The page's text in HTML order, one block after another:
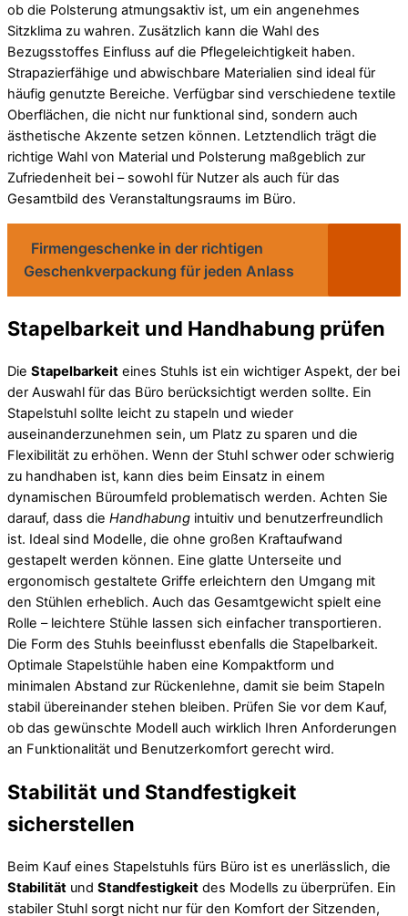
ob die Polsterung atmungsaktiv ist, um ein angenehmes
Sitzklima zu wahren. Zusätzlich kann die Wahl des
Bezugsstoffes Einfluss auf die Pflegeleichtigkeit haben.
Strapazierfähige und abwischbare Materialien sind ideal für
häufig genutzte Bereiche. Verfügbar sind verschiedene textile
Oberflächen, die nicht nur funktional sind, sondern auch
ästhetische Akzente setzen können. Letztendlich trägt die
richtige Wahl von Material und Polsterung maßgeblich zur
Zufriedenheit bei – sowohl für Nutzer als auch für das
Gesamtbild des Veranstaltungsraums im Büro.
Firmengeschenke in der richtigen
Geschenkverpackung für jeden Anlass
Stapelbarkeit und Handhabung prüfen
Die Stapelbarkeit eines Stuhls ist ein wichtiger Aspekt, der bei
der Auswahl für das Büro berücksichtigt werden sollte. Ein
Stapelstuhl sollte leicht zu stapeln und wieder
auseinanderzunehmen sein, um Platz zu sparen und die
Flexibilität zu erhöhen. Wenn der Stuhl schwer oder schwierig
zu handhaben ist, kann dies beim Einsatz in einem
dynamischen Büroumfeld problematisch werden. Achten Sie
darauf, dass die Handhabung intuitiv und benutzerfreundlich
ist. Ideal sind Modelle, die ohne großen Kraftaufwand
gestapelt werden können. Eine glatte Unterseite und
ergonomisch gestaltete Griffe erleichtern den Umgang mit
den Stühlen erheblich. Auch das Gesamtgewicht spielt eine
Rolle – leichtere Stühle lassen sich einfacher transportieren.
Die Form des Stuhls beeinflusst ebenfalls die Stapelbarkeit.
Optimale Stapelstühle haben eine Kompaktform und
minimalen Abstand zur Rückenlehne, damit sie beim Stapeln
stabil übereinander stehen bleiben. Prüfen Sie vor dem Kauf,
ob das gewünschte Modell auch wirklich Ihren Anforderungen
an Funktionalität und Benutzerkomfort gerecht wird.
Stabilität und Standfestigkeit
sicherstellen
Beim Kauf eines Stapelstuhls fürs Büro ist es unerlässlich, die
Stabilität und Standfestigkeit des Modells zu überprüfen. Ein
stabiler Stuhl sorgt nicht nur für den Komfort der Sitzenden,